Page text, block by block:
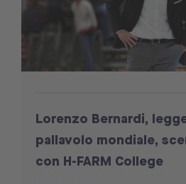
Lorenzo Bernardi,
pallavolo mondiale,
con H-FARM College